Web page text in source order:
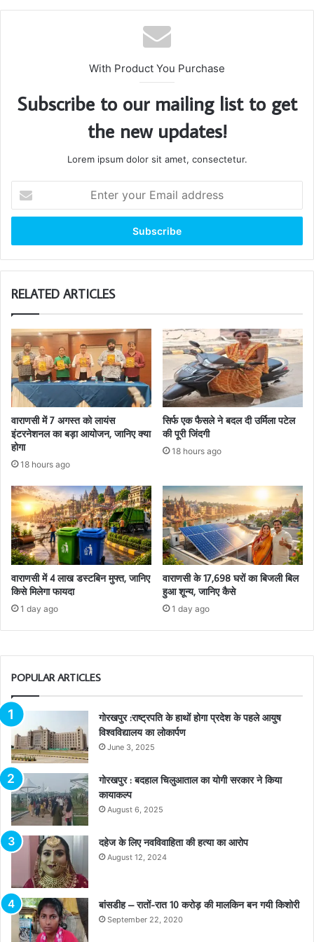
With Product You Purchase
Subscribe to our mailing list to get
the new updates!
Lorem ipsum dolor sit amet, consectetur.
your
Email
RELATED ARTICLES
वाराणसी में 7 अगस्त को लायंस
इंटरनेशनल का बड़ा आयोजन, जानिए क्या
होगा
18 hours ago
सिर्फ एक फैसले ने बदल दी उर्मिला पटेल
की पूरी जिंदगी
18 hours ago
वाराणसी में 4 लाख डस्टबिन मुफ्त, जानिए
किसे मिलेगा फायदा
1 day ago
वाराणसी के 17,698 घरों का बिजली बिल
हुआ शून्य, जानिए कैसे
1 day ago
POPULAR ARTICLES
गोरखपुर :राष्ट्रपति के हाथों होगा प्रदेश के पहले आयुष
विश्वविद्यालय का लोकार्पण
June 3, 2025
गोरखपुर : बदहाल चिलुआताल का योगी सरकार ने किया
कायाकल्प
August 6, 2025
दहेज के लिए नवविवाहिता की हत्या का आरोप
August 12, 2024
बांसडीह – रातों-रात 10 करोड़ की मालकिन बन गयी किशोरी
September 22, 2020